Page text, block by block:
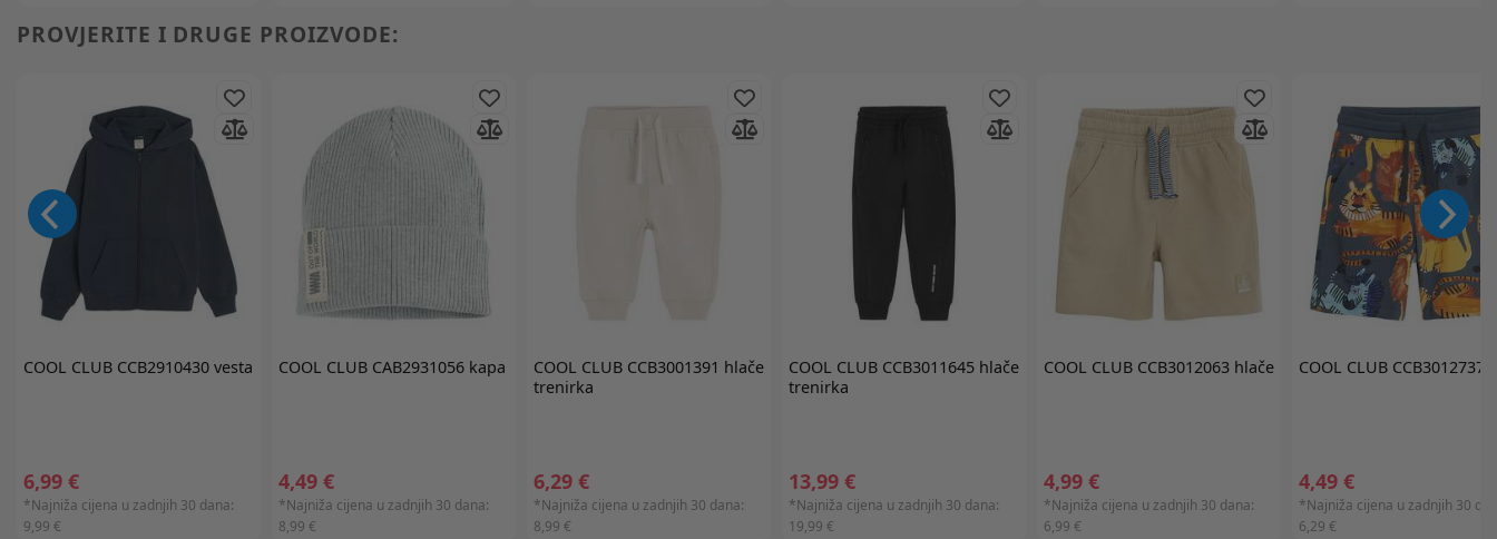
PROVJERITE I DRUGE PROIZVODE:
COOL CLUBCCB2910430 vesta
6,99 €
*Najniža cijena u zadnjih 30 dana:
9,99 €
COOL CLUB CAB2931056 kapa
4,49 €
*Najniža cijena u zadnjih 30 dana:
8,99 €
COOL CLUB CCB3001391 hlače
trenirka
6,29 €
*Najniža cijena u zadnjih 30 dana:
8,99 €
COOL CLUB CCB3011645 hlače
trenirka
13,99 €
*Najniža cijena u zadnjih 30 dana:
19,99 €
COOL CLUBCCB3012063 hlače
4,99 €
*Najniža cijena u zadnjih 30 dana:
6,99 €
COOL CLUB CCB3012737
4,49 €
*Najniža cijena u zadnjih 30
6,29 €